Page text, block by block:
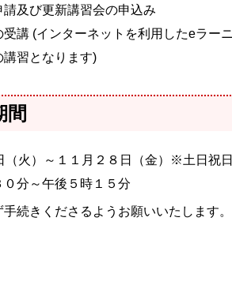
及び更新講習会の申込み
受講 (インターネットを利用したeラー
講習となります)
間
（火）～１１月２８日（金）※土日祝
０分～午後５時１５分
続きくださるようお願いいたします。